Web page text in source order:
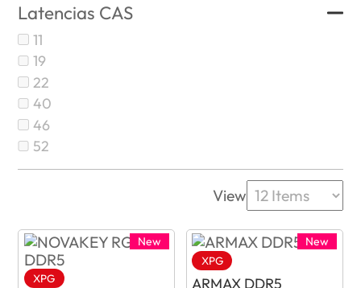
Latencias CAS
11
19
22
40
46
52
View
New
XPG
New
XPG
ARMAX DDR5